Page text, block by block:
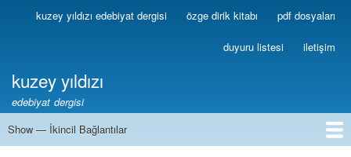
Ana
içeriğe
Birincilkuzey yıldızı edebiyat dergisi özge dirik kitabı pdf dosyaları
duyuru listesi iletişim
kuzey yıldızı
edebiyat dergisi
İkincil
Show — İkincil Bağlantılar